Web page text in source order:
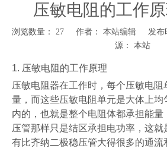
压敏电阻的工作
浏览数量： 27 作者： 本站编辑 发布
源： 本站
["wechat","weibo","qzone","douban","email"]
1. 压敏电阻的工作原理
压敏电阻器在工作时，每个压敏电阻
量，而这些压敏电阻单元是大体上均
内的，也就是整个电阻体都承担能量
压管那样只是结区承担电功率，这
有比齐纳二极稳压管大得很多的通流